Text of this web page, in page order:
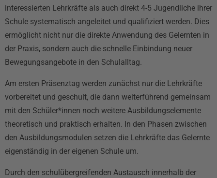
interessierten Lehrkräfte als auch direkt 4-5 Jugendliche ihrer
Schule systematisch angeleitet und qualifiziert werden. Dies
ermöglicht nicht nur die direkte Anwendung des Gelernten in
der Praxis, sondern auch die schnelle Einbindung neuer
Bewegungsangebote in den Schulalltag.
Am ersten Präsenztag werden zunächst nur die Lehrkräfte
vorbereitet und geschult, die dann weiterführend gemeinsam
mit den Schüler*innen noch weitere Ausbildungselemente
theoretisch und praktisch erhalten. In den Phasen zwischen
den Ausbildungsmodulen setzen die Lehrkräfte das Gelernte
eigenständig in der eigenen Schule um.
Durch den schulübergreifenden Austausch innerhalb der